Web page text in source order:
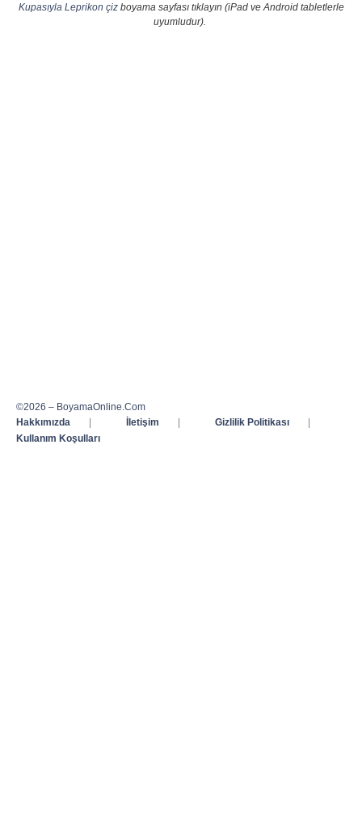
Kupasıyla Leprikon çizboyama sayfası tıklayın (iPad ve Android tabletlerle
uyumludur).
©2026 – BoyamaOnline.Com
Hakkımızda
| İletişim | Gizlilik Politikası
|
Kullanım Koşulları